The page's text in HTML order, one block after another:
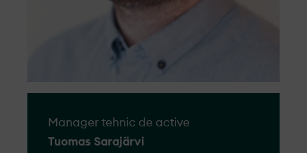
Manager tehnic de active
Tuomas Sarajärvi